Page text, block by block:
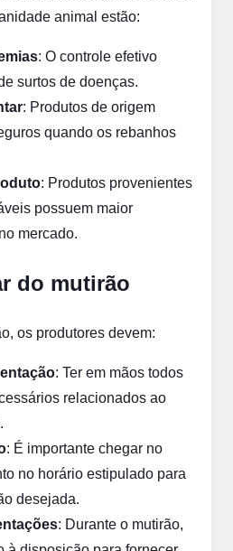
animal estão:
: O controle efetivo
surtos de doenças.
: Produtos de origem
quando os rebanhos
: Produtos provenientes
possuem maior
mercado.
do mutirão
os produtores devem:
: Ter em mãos todos
relacionados ao
: É importante chegar no
no horário estipulado para
desejada.
: Durante o mutirão,